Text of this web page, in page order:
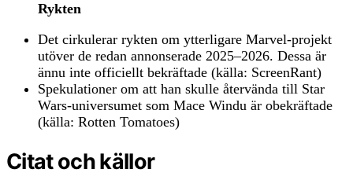
Rykten
Det cirkulerar rykten om ytterligare Marvel-projekt
utöver de redan annonserade 2025–2026. Dessa är
ännu inte officiellt bekräftade (källa: ScreenRant)
Spekulationer om att han skulle återvända till Star
Wars-universumet som Mace Windu är obekräftade
(källa: Rotten Tomatoes)
Citat och källor